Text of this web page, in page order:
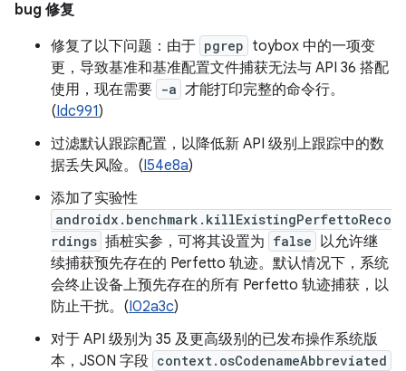
bug 修复
修复了以下问题：由于 pgrep toybox 中的一项变
更，导致基准和基准配置文件捕获无法与 API 36 搭配
使用，现在需要 -a 才能打印完整的命令行。
(Idc991)
过滤默认跟踪配置，以降低新 API 级别上跟踪中的数
据丢失风险。(I54e8a)
添加了实验性
androidx.benchmark.killExistingPerfettoReco
rdings 插桩实参，可将其设置为 false 以允许继
续捕获预先存在的 Perfetto 轨迹。默认情况下，系统
会终止设备上预先存在的所有 Perfetto 轨迹捕获，以
防止干扰。(I02a3c)
对于 API 级别为 35 及更高级别的已发布操作系统版
本，JSON 字段 context.osCodenameAbbreviated